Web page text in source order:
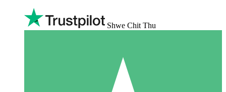
Shwe Chit Thu